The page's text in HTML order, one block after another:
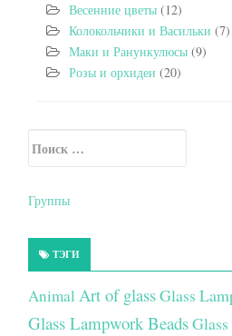
Весенние цветы (12)
Колокольчики и Васильки (7)
Маки и Ранункулюсы (9)
Розы и орхидеи (20)
Secondary Sidebar
Искать:
Группы
ТЭГИ
Animal Art of glassGlass
Glass Lampwork Beads